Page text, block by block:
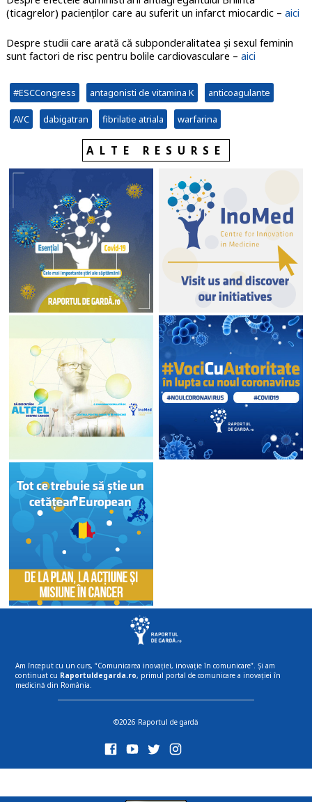
(ticagrelor) pacienților care au suferit un infarct miocardic – aici
Despre studii care arată că subponderalitatea și sexul feminin
sunt factori de risc pentru bolile cardiovasculare – aici
#ESCCongress antagonisti de vitamina K anticoagulante
AVC dabigatran fibrilatie atriala warfarina
ALTE RESURSE
Am început cu un curs, “Comunicarea inovației, inovație în comunicare”. Și am
continuat cu Raportuldegarda.ro, primul portal de comunicare a inovației în
medicină din România.
©2026 Raportul de gardă